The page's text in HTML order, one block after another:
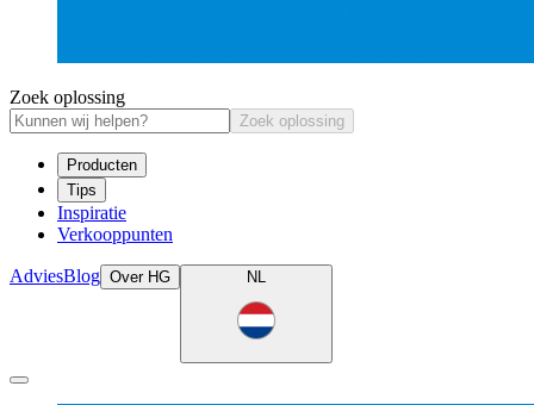
Zoek oplossing
Zoek oplossing
Producten
Tips
Inspiratie
Verkooppunten
AdviesBlog Over HG NL